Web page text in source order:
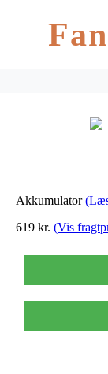
Akkumulator
619 kr. (Vis